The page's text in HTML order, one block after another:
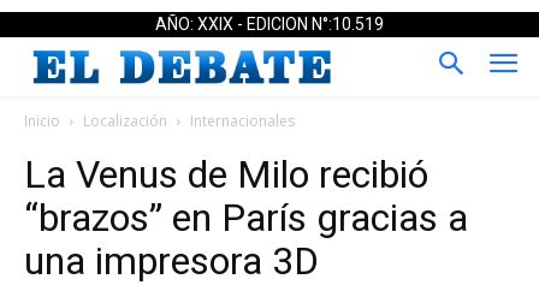
AÑO: XXIX - EDICION N°:10.519
Inicio Localización Internacionales
La Venus de Milo recibió
“brazos” en París gracias a
una impresora 3D